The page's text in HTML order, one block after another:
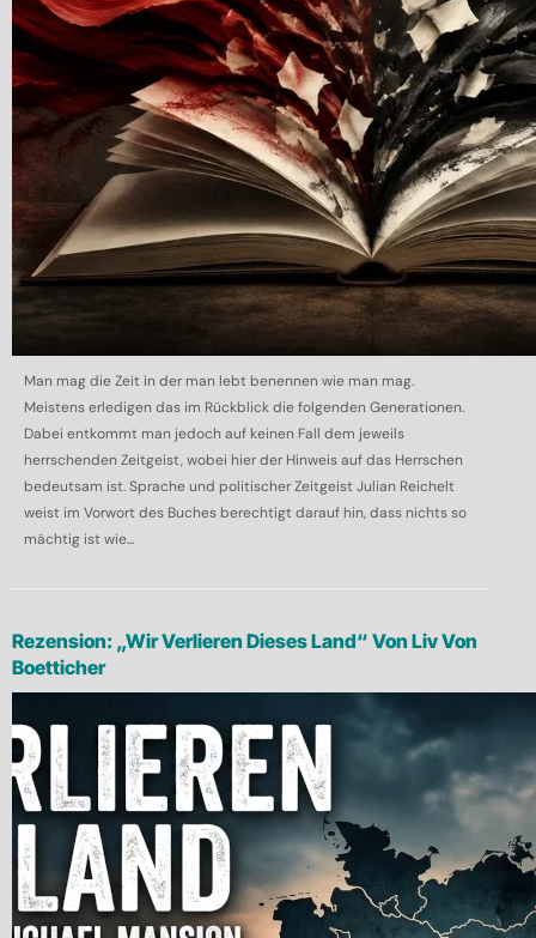
Man mag die Zeit in der man lebt benennen wie man mag.
Meistens erledigen das im Rückblick die folgenden Generationen.
Dabei entkommt man jedoch auf keinen Fall dem jeweils
herrschenden Zeitgeist, wobei hier der Hinweis auf das Herrschen
bedeutsam ist. Sprache und politischer Zeitgeist Julian Reichelt
weist im Vorwort des Buches berechtigt darauf hin, dass nichts so
mächtig ist wie...
Rezension: „Wir Verlieren Dieses Land“ Von Liv Von
Boetticher